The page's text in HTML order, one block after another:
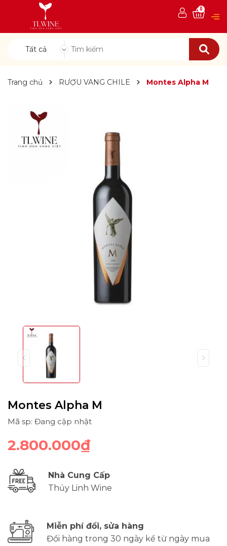
Tất cả
0
Trang chủ RƯỢU VANG CHILE Montes Alpha M
Montes Alpha M
Mã sp: Đang cập nhật
2.800.000₫
Nhà Cung Cấp
Thủy Linh Wine
Miễn phí đổi, sửa hàng
Đổi hàng trong 30 ngày kể từ ngày mua